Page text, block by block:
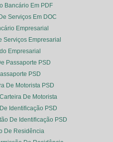
Bancário Em PDF
Serviços Em DOC
Empresarial
Serviços Empresarial
Empresarial
Passaporte PSD
PSD
De Motorista PSD
De Motorista
Identificação PSD
De Identificação PSD
De Residência